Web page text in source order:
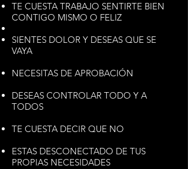
TE CUESTA TRABAJO SENTIRTE BIEN
CONTIGO MISMO O FELIZ
SIENTES DOLOR Y DESEAS QUE SE
VAYA
NECESITAS DE APROBACIÓN
DESEAS CONTROLAR TODO Y A
TODOS
TE CUESTA DECIR QUE NO
ESTAS DESCONECTADO DE TUS
PROPIAS NECESIDADES